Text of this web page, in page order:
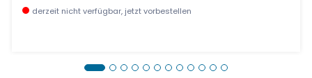
derzeit nicht verfügbar, jetzt vorbestellen